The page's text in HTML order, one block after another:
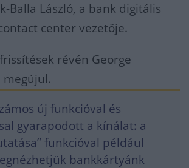
Balla László, a bank digitális
center vezetője.
révén George
megújul.
új funkcióval és
gyarapodott a kínálat: a
funkcióval például
bankkártyánk